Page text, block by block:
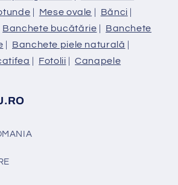
| Mese ovale | Bănci |
Banchete bucătărie | Banchete
| Banchete piele naturală |
| Fotolii |Canapele